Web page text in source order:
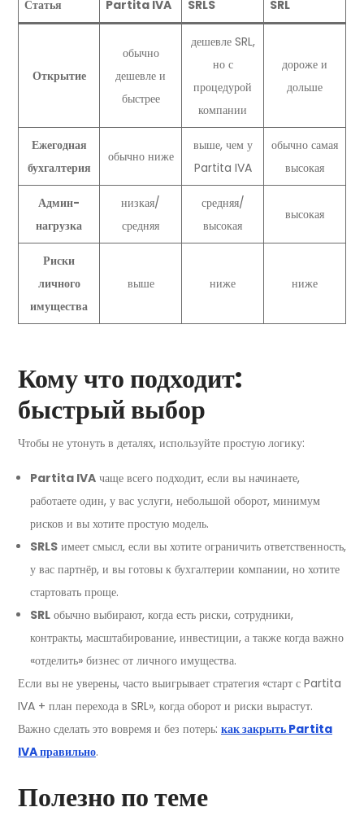
Статья Partita IVA SRLS SRL
Открытие
обычно
дешевле и
быстрее
дешевле SRL,
но с
процедурой
компании
дороже и
дольше
Ежегодная
бухгалтерия
обычно ниже
выше, чем у
Partita IVA
обычно самая
высокая
Админ-
нагрузка
низкая/
средняя
средняя/
высокая
высокая
Риски
личного
имущества
выше ниже ниже
Кому что подходит:
быстрый выбор
Чтобы не утонуть в деталях, используйте простую логику:
Partita IVA чаще всего подходит, если вы начинаете,
работаете один, у вас услуги, небольшой оборот, минимум
рисков и вы хотите простую модель.
SRLS имеет смысл, если вы хотите ограничить ответственность,
у вас партнёр, и вы готовы к бухгалтерии компании, но хотите
стартовать проще.
SRL обычно выбирают, когда есть риски, сотрудники,
контракты, масштабирование, инвестиции, а также когда важно
«отделить» бизнес от личного имущества.
Если вы не уверены, часто выигрывает стратегия «старт с Partita
IVA + план перехода в SRL», когда оборот и риски вырастут.
Важно сделать это вовремя и без потерь: как закрыть Partita
IVA правильно.
Полезно по теме